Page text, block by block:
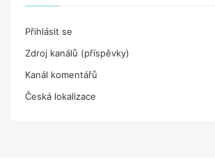
Přihlásit se
Zdroj kanálů (příspěvky)
Kanál komentářů
Česká lokalizace